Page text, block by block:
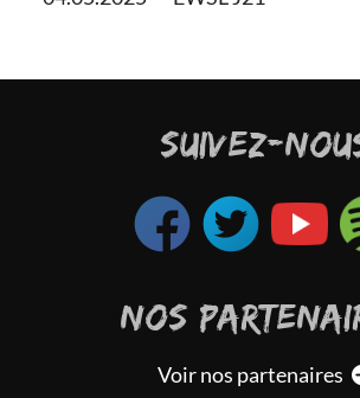
SUIVEZ-
NOS
Voir nos partenaires